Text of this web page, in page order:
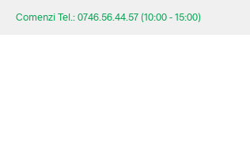
Comenzi Tel.: 0746.56.44.57 (10:00 - 15:00)